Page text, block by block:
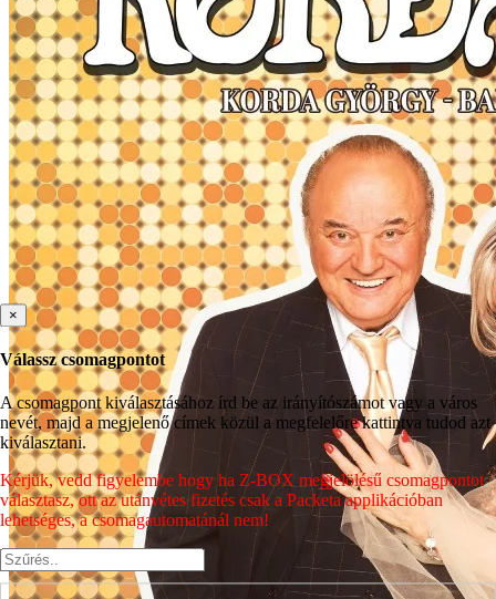
×
Válassz csomagpontot
A csomagpont kiválasztásához írd be az irányítószámot vagy a város
nevét, majd a megjelenő címek közül a megfelelőre kattintva tudod azt
kiválasztani.
Kérjük, vedd figyelembe hogy ha Z-BOX megjelölésű csomagpontot
választasz, ott az utánvétes fizetés csak a Packeta applikációban
lehetséges, a csomagautomatánál nem!